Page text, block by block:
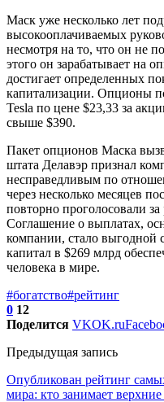
Маск уже несколько лет
высокооплачиваемых
несмотря на то, что он не
этого он зарабатывает на
достигает определенных
капитализации. Опционы
Tesla по цене $23,33 за
свыше $390.
Пакет опционов Маска
штата Делавэр признал
несправедливым по
через несколько месяцев
повторно проголосовали
Соглашение о выплатах,
компании, стало выгодной
капитал в $269 млрд
человека в мире.
#богатство#рейтинг
0 12
Поделится VKOK.ru
Предыдущая запись
Опубликован рейтинг
мира: кто занимает